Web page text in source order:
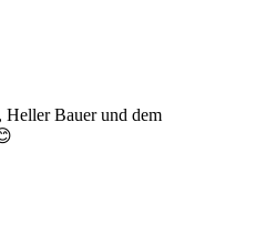
Bauer und dem